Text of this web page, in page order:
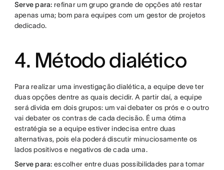
Serve para: refinar um grupo grande de opções até restar
apenas uma; bom para equipes com um gestor de projetos
dedicado.
4. Método dialético
Para realizar uma investigação dialética, a equipe deve ter
duas opções dentre as quais decidir. A partir daí, a equipe
será divida em dois grupos: um vai debater os prós e o outro
vai debater os contras de cada decisão. É uma ótima
estratégia se a equipe estiver indecisa entre duas
alternativas, pois ela poderá discutir minuciosamente os
lados positivos e negativos de cada uma.
Serve para: escolher entre duas possibilidades para tomar